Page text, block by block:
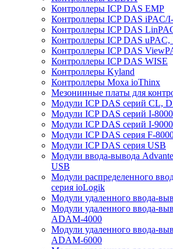
Контроллеры ICP DAS EMP
Контроллеры ICP DAS iPAC/
Контроллеры ICP DAS
Контроллеры ICP DAS uPAC,
Контроллеры ICP DAS
Контроллеры ICP DAS WISE
Контроллеры Kyland
Контроллеры Moxa ioThinx
Мезонинные платы для
Модули ICP DAS серий CL,
Модули ICP DAS серий I-
Модули ICP DAS серий I-
Модули ICP DAS серия F-
Модули ICP DAS серия USB
Модули ввода-вывода
USB
Модули распределенного
серия ioLogik
Модули удаленного ввода-
Модули удаленного ввода-
ADAM-4000
Модули удаленного ввода-
ADAM-6000